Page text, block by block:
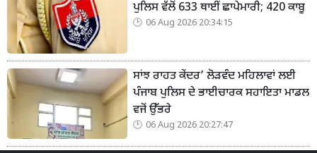
ਪੁਲਿਸ ਵੱਲੋਂ 633 ਥਾਈਂ ਛਾਪੇਮਾਰੀ; 420 ਕਾਬੂ
06 Aug 2026 20:34:15
ਸਾਂਝ ਰਾਹਤ ਕੇਂਦਰ’ ਲੋੜਵੰਦ ਮਹਿਲਾਵਾਂ ਲਈ
ਪੰਜਾਬ ਪੁਲਿਸ ਦੇ ਭਾਈਚਾਰਕ ਸਹਾਇਤਾ ਮਾਡਲ
ਵਜੋਂ ਉੱਭਰੇ
06 Aug 2026 20:27:47